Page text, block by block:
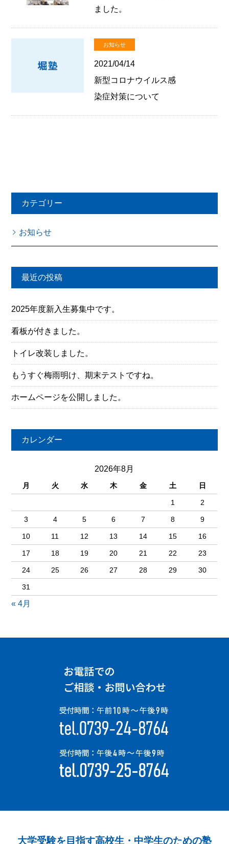
ました。
お知らせ
2021/04/14
新型コロナウイルス感
染症対策について
カテゴリー
お知らせ
最近の投稿
2025年度新入生募集中です。
看板が付きました。
トイレ改装しました。
もうすぐ梅雨明け、期末テストですね。
ホームページを公開しました。
カレンダー
2026年8月
月 火 水 木 金 土 日
1 2
3 4 5 6 7 8 9
10 11 12 13 14 15 16
17 18 19 20 21 22 23
24 25 26 27 28 29 30
31
« 4月
大学受験を目指す高校生・中学生のための塾